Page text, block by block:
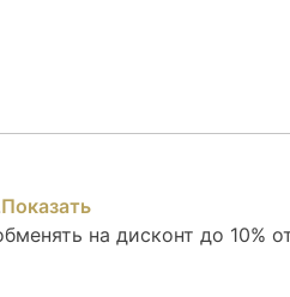
Показать
на дисконт до 10%